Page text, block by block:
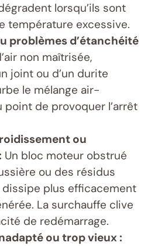
lorsqu’ils sont
température excessive.
problèmes d’étanchéité
non maîtrisée,
joint ou d’un durite
le mélange air-
point de provoquer l’arrêt
ou
Un bloc moteur obstrué
ou des résidus
dissipe plus efficacement
La surchauffe clive
de redémarrage.
ou trop vieux :